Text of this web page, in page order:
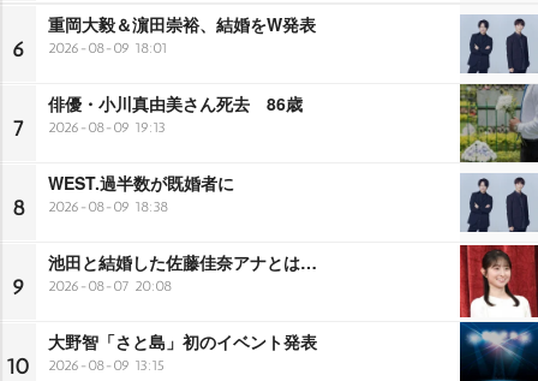
6
重岡大毅＆濵田崇裕、結婚をW発表
2026-08-09 18:01
7
俳優・小川真由美さん死去 86歳
2026-08-09 19:13
8
WEST.過半数が既婚者に
2026-08-09 18:38
9
池田と結婚した佐藤佳奈アナとは…
2026-08-07 20:08
10
大野智「さと島」初のイベント発表
2026-08-09 13:15